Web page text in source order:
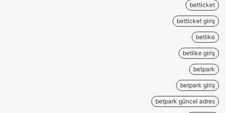
betticket
betticket giriş
betlike
betlike giriş
betpark
betpark giriş
betpark güncel adres